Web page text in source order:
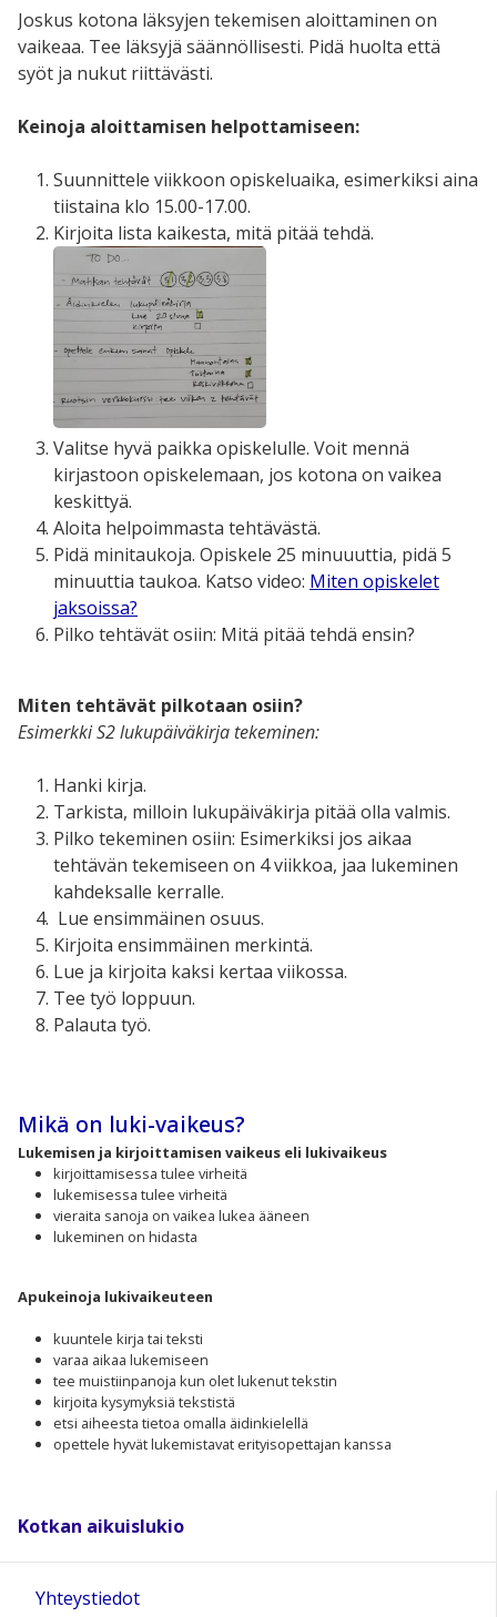
Joskus kotona läksyjen tekemisen aloittaminen on
vaikeaa. Tee läksyjä säännöllisesti. Pidä huolta että
syöt ja nukut riittävästi.
Keinoja aloittamisen helpottamiseen:
Suunnittele viikkoon opiskeluaika, esimerkiksi aina
tiistaina klo 15.00-17.00.
Kirjoita lista kaikesta, mitä pitää tehdä.
Valitse hyvä paikka opiskelulle. Voit mennä
kirjastoon opiskelemaan, jos kotona on vaikea
keskittyä.
Aloita helpoimmasta tehtävästä.
Pidä minitaukoja. Opiskele 25 minuuuttia, pidä 5
minuuttia taukoa. Katso video: Miten opiskelet
jaksoissa?
Pilko tehtävät osiin: Mitä pitää tehdä ensin?
Miten tehtävät pilkotaan osiin?
Esimerkki S2 lukupäiväkirja tekeminen:
Hanki kirja.
Tarkista, milloin lukupäiväkirja pitää olla valmis.
Pilko tekeminen osiin: Esimerkiksi jos aikaa
tehtävän tekemiseen on 4 viikkoa, jaa lukeminen
kahdeksalle kerralle.
Lue ensimmäinen osuus.
Kirjoita ensimmäinen merkintä.
Lue ja kirjoita kaksi kertaa viikossa.
Tee työ loppuun.
Palauta työ.
Mikä on luki-vaikeus?
Lukemisen ja kirjoittamisen vaikeus eli lukivaikeus
kirjoittamisessa tulee virheitä
lukemisessa tulee virheitä
vieraita sanoja on vaikea lukea ääneen
lukeminen on hidasta
Apukeinoja lukivaikeuteen
kuuntele kirja tai teksti
varaa aikaa lukemiseen
tee muistiinpanoja kun olet lukenut tekstin
kirjoita kysymyksiä tekstistä
etsi aiheesta tietoa omalla äidinkielellä
opettele hyvät lukemistavat erityisopettajan kanssa
Kotkan aikuislukio
Yhteystiedot